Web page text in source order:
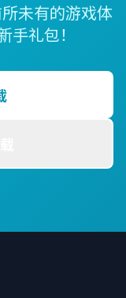
未有的游戏体
礼包！